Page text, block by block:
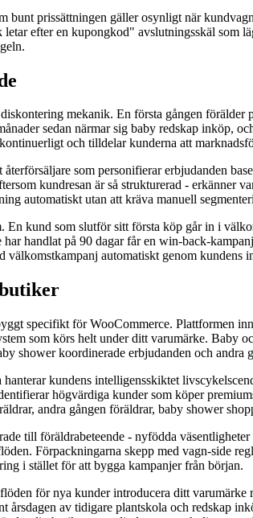
bunt prissättningen gäller osynligt när
efter en kupongkod" avslutningsskäl som
mekanik. En första gången förälder
sedan närmar sig baby redskap inköp,
och tilldelar kunderna att
som personifierar erbjudanden
kundresan är så strukturerad - erkänner
automatiskt utan att kräva manuell
kund som slutför sitt första köp går in i
handlat på 90 dagar får en win-back-
automatiskt genom kundens
specifikt för WooCommerce. Plattformen
som körs helt under ditt varumärke. Baby
shower koordinerade erbjudanden och andra
kundens intelligensskiktet
högvärdiga kunder som köper
andra gången föräldrar, baby shower
till föräldrabeteende - nyfödda
Förpackningarna skepp med vagn-side
i stället för att bygga kampanjer från början.
för nya kunder introducera ditt
årsdagen av tidigare plantskola och redskap